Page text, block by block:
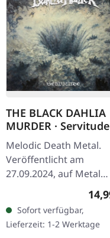
THE BLACK DAHLIA
MURDER ·
DIGIPAK CD
Melodic Death Metal.
Veröffentlicht am
27.09.2024, auf Metal
Blade Records. CD im
Digipak. "Servitude" ist
ein eindringliches
für die…
Sofort verfügbar,
Lieferzeit: 1-2 Werktage